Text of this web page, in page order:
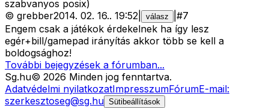
szabvanyos posix)
© grebber2014. 02. 16.. 19:52 válasz #7
Engem csak a játékok érdekelnek ha így lesz
egér+bill/gamepad irányítás akkor több se kell a
boldogsághoz!
További bejegyzések a fórumban...
Sg.hu© 2026 Minden jog fenntartva.
Adatvédelmi nyilatkozatImpresszumFórumE-mail:
szerkesztoseg@sg.hu Sütibeállítások